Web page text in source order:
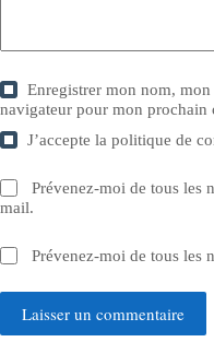
Enregistrer mon nom,
navigateur pour mon prochain
J’accepte lapolitique de
Prévenez-moi de tous les
mail.
Prévenez-moi de tous les
Laisser un commentaire